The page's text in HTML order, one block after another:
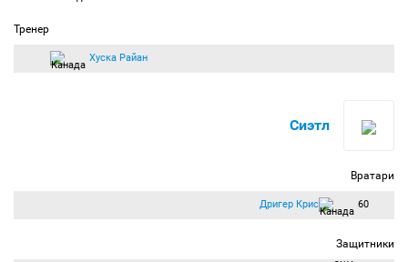
Тренер
Хуска Райан
Сиэтл
Вратари
Дригер Крис 60
Защитники